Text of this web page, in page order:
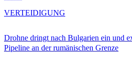
Drohne dringt nach Bulgarien ein und
Pipeline an der rumänischen Grenze
VERTEIDIGUNG